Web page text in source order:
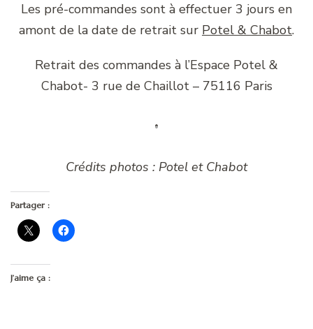
Les pré-commandes sont à effectuer 3 jours en
amont de la date de retrait sur Potel & Chabot.
Retrait des commandes à l’Espace Potel &
Chabot- 3 rue de Chaillot – 75116 Paris
Crédits photos : Potel et Chabot
Partager :
J’aime ça :